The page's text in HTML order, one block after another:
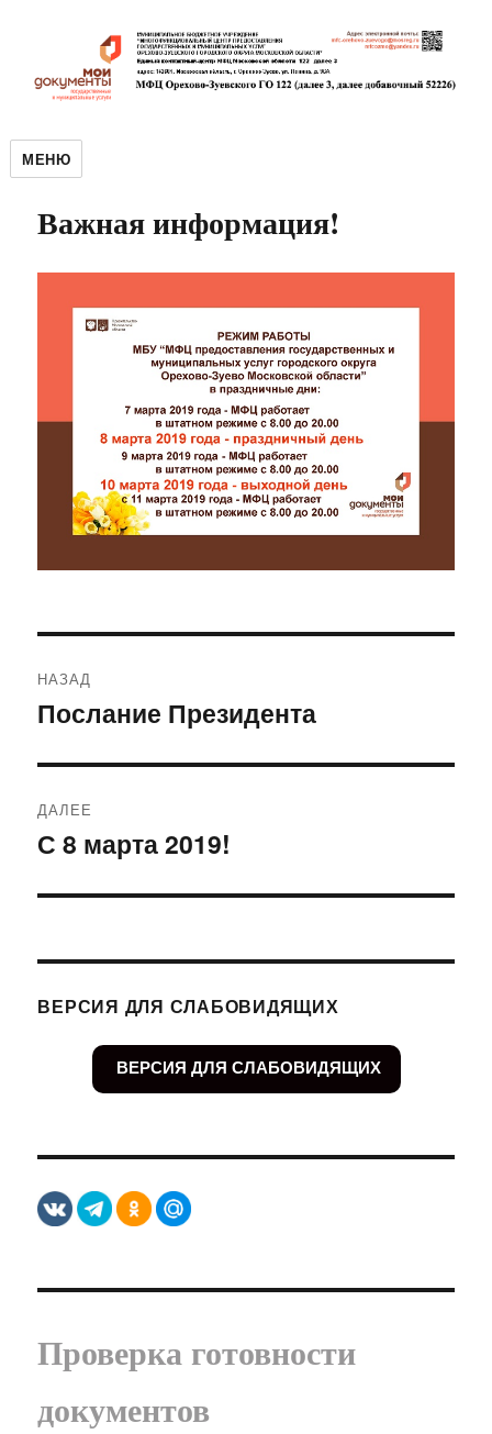
МЕНЮ
Важная информация!
по
НАЗАД
Предыдущая
Послание Президента
ДАЛЕЕ
Следующая
С 8 марта 2019!
ВЕРСИЯ ДЛЯ СЛАБОВИДЯЩИХ
ВЕРСИЯ ДЛЯ СЛАБОВИДЯЩИХ
Проверка готовности
документов